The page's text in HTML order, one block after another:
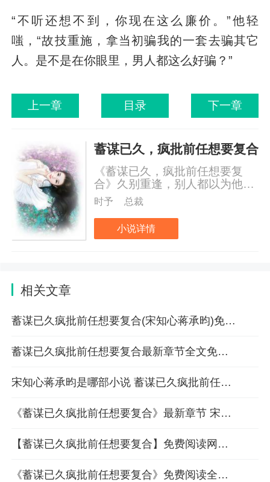
“不听还想不到，你现在这么廉价。”他轻
嗤，“故技重施，拿当初骗我的一套去骗其它
人。是不是在你眼里，男人都这么好骗？”
上一章 目录 下一章
蓄谋已久，疯批前任想要复合
《蓄谋已久，疯批前任想要复
合》久别重逢，别人都以为他们
会复合。宋知心却说：“不会的，
我当初甩了他，他是回来报复我
的。”她并不知道，他其实暗中保
护了她很多很多次。蒋承昀也
时予 总裁
小说详情
相关文章
蓄谋已久疯批前任想要复合(宋知心蒋承昀)免费阅读全文章节目录
蓄谋已久疯批前任想要复合最新章节全文免费阅读无删减版本
宋知心蒋承昀是哪部小说 蓄谋已久疯批前任想要复合全文免费阅读
《蓄谋已久疯批前任想要复合》最新章节 宋知心蒋承昀小说全文阅读
【蓄谋已久疯批前任想要复合】免费阅读网站全部章节在线阅读
《蓄谋已久疯批前任想要复合》免费阅读全部章节【连载】